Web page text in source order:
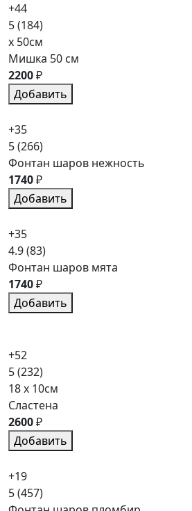
+44
5(184)
x 50см
Мишка 50 см
2200₽
Добавить
+35
5(266)
Фонтан шаров нежность
1740₽
Добавить
+35
4.9(83)
Фонтан шаров мята
1740₽
Добавить
+52
5(232)
18 x 10см
Сластена
2600₽
Добавить
+19
5(457)